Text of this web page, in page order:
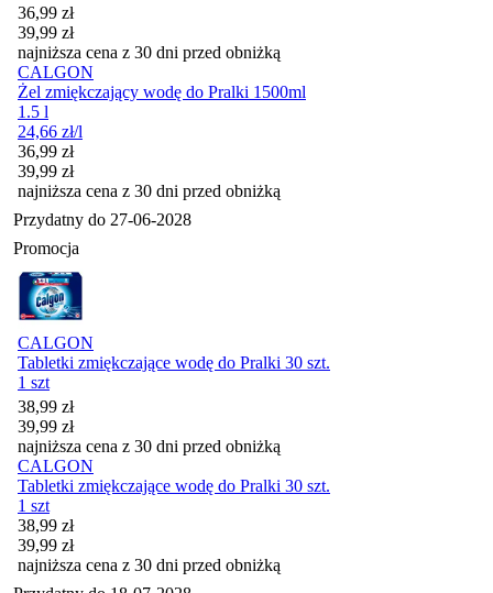
Cena promocyjna
36,99 zł
39,99 zł
najniższa cena z 30 dni przed obniżką
CALGON
Żel zmiękczający wodę do Pralki 1500ml
1.5 l
24,66 zł/l
Cena promocyjna
36,99 zł
39,99 zł
najniższa cena z 30 dni przed obniżką
Przydatny do 27-06-2028
Promocja
CALGON
Tabletki zmiękczające wodę do Pralki 30 szt.
1 szt
Cena promocyjna
38,99 zł
39,99 zł
najniższa cena z 30 dni przed obniżką
CALGON
Tabletki zmiękczające wodę do Pralki 30 szt.
1 szt
Cena promocyjna
38,99 zł
39,99 zł
najniższa cena z 30 dni przed obniżką